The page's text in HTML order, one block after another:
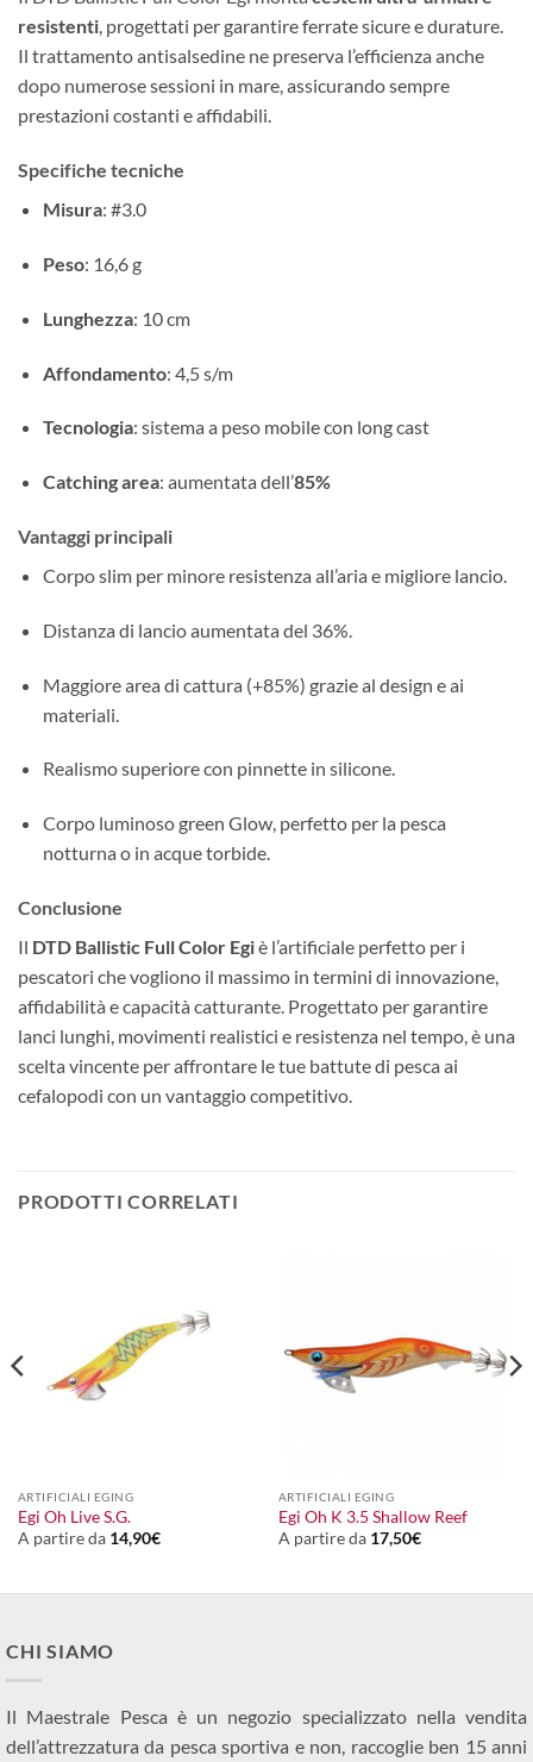
resistenti, progettati per garantire ferrate sicure e durature.
Il trattamento antisalsedine ne preserva l’efficienza anche
dopo numerose sessioni in mare, assicurando sempre
prestazioni costanti e affidabili.
Specifiche tecniche
Misura: #3.0
Peso: 16,6 g
Lunghezza: 10 cm
Affondamento: 4,5 s/m
Tecnologia: sistema a peso mobile con long cast
Catching area: aumentata dell’85%
Vantaggi principali
Corpo slim per minore resistenza all’aria e migliore lancio.
Distanza di lancio aumentata del 36%.
Maggiore area di cattura (+85%) grazie al design e ai
materiali.
Realismo superiore con pinnette in silicone.
Corpo luminoso green Glow, perfetto per la pesca
notturna o in acque torbide.
Conclusione
Il DTD Ballistic Full Color Egiè l’artificiale perfetto per i
pescatori che vogliono il massimo in termini di innovazione,
affidabilità e capacità catturante. Progettato per garantire
lanci lunghi, movimenti realistici e resistenza nel tempo, è una
scelta vincente per affrontare le tue battute di pesca ai
cefalopodi con un vantaggio competitivo.
PRODOTTI CORRELATI
ARTIFICIALI EGING
Egi Oh Live S.G.
A partire da 14,90€
ARTIFICIALI EGING
Egi Oh K 3.5 Shallow Reef
A partire da 17,50€
CHI SIAMO
Il Maestrale Pesca è un negozio specializzato nella vendita
dell’attrezzatura da pesca sportiva e non, raccoglie ben 15 anni